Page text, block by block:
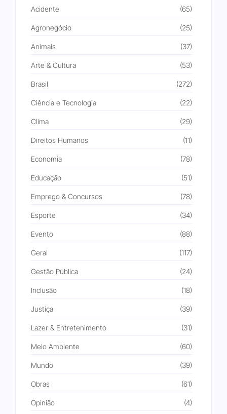
Acidente (65)
Agronegócio (25)
Animais (37)
Arte & Cultura (53)
Brasil (272)
Ciência e Tecnologia (22)
Clima (29)
Direitos Humanos (11)
Economia (78)
Educação (51)
Emprego & Concursos (78)
Esporte (34)
Evento (88)
Geral (117)
Gestão Pública (24)
Inclusão (18)
Justiça (39)
Lazer & Entretenimento (31)
Meio Ambiente (60)
Mundo (39)
Obras (61)
Opinião (4)